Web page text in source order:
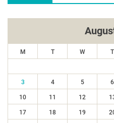
M T W T
3 4 5 6
10 11 12
17 18 19